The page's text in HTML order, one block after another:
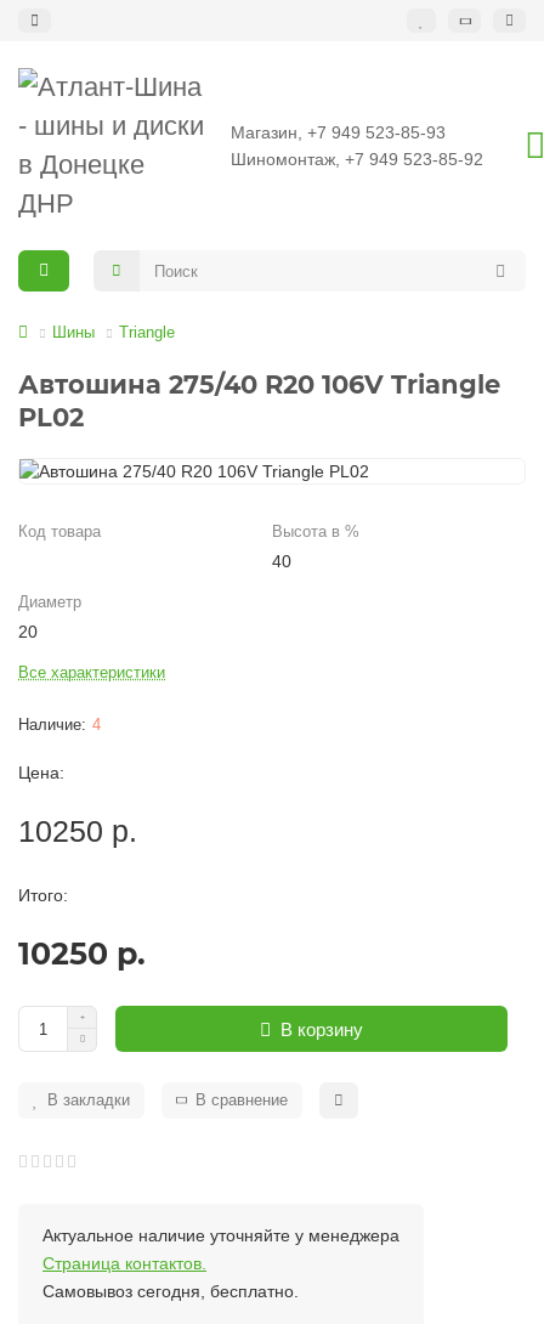
Магазин, +7 949 523-85-93
Шиномонтаж, +7 949 523-85-92
Шины Triangle
Автошина 275/40 R20 106V Triangle
PL02
Код товара Высота в %
40
Диаметр
20
Все характеристики
4
Цена:
10250 р.
Итого:
10250 р.
В корзину
В закладки В сравнение
Актуальное наличие уточняйте у менеджера
Страница контактов.
Самовывоз сегодня, бесплатно.